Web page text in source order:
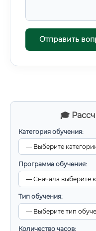
🎓
Категория обучения:
Программа обучения:
Тип обучения:
Количество часов:
Отправить